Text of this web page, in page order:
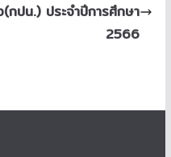
กปน.) ประจำปีการศึกษา
2566